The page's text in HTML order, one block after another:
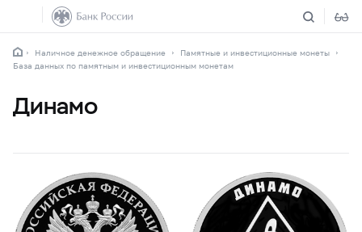
Наличное денежное обращение
Памятные и инвестиционные монеты
База данных по памятным и инвестиционным монетам
Динамо